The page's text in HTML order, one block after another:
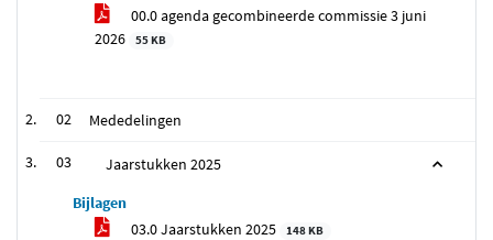
00.0 agenda gecombineerde commissie 3 juni
2026
55 KB
02 Mededelingen
03
Jaarstukken 2025
Bijlagen
03.0 Jaarstukken 2025
148 KB